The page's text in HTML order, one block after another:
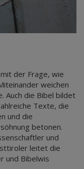
der Frage, wie
weichen
Auch die Bibel bildet
Texte, die
und die
betonen.
und
leitet die
und Bibelwis